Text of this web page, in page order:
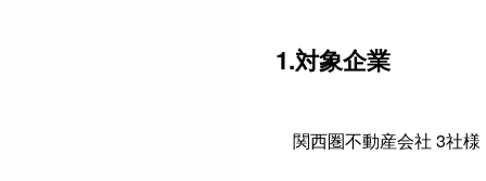
1.対象企業
関西圏不動産会社 3社様